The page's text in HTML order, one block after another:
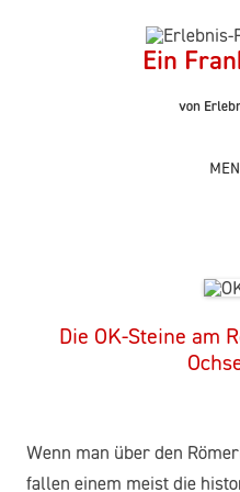
Ein
von
Die OK-Steine am
Wenn man über den
fallen einem meist die